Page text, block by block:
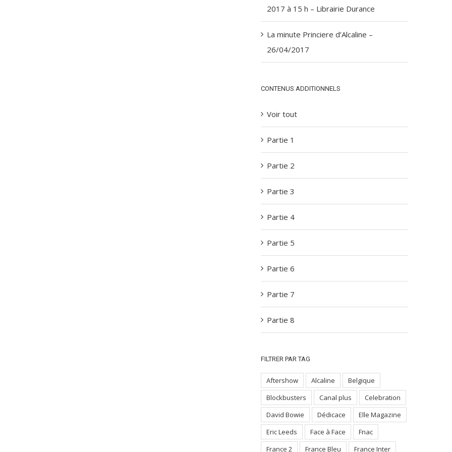
2017 à 15 h – Librairie Durance
La minute Princiere d’Alcaline –
26/04/2017
CONTENUS ADDITIONNELS
Voir tout
Partie 1
Partie 2
Partie 3
Partie 4
Partie 5
Partie 6
Partie 7
Partie 8
FILTRER PAR TAG
Aftershow Alcaline
Belgique
Blockbusters
Canal plus
Celebration
David Bowie
Dédicace
Elle Magazine
Eric Leeds
Face à Face
Fnac
France 2
France Bleu France Inter